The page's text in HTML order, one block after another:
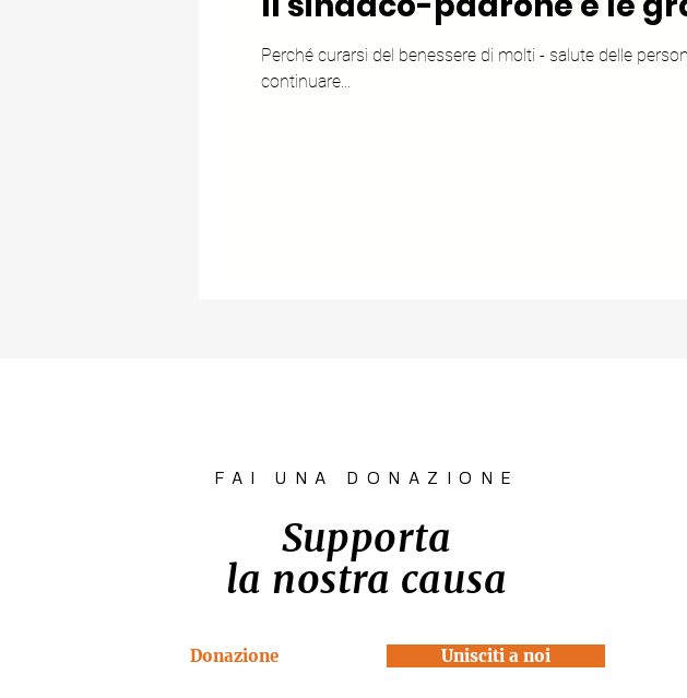
Perché curarsi del benessere di molti - salute delle
continuare...
FAI UNA DONAZIONE
Supporta
la nostra causa
Donazione Unisciti a noi